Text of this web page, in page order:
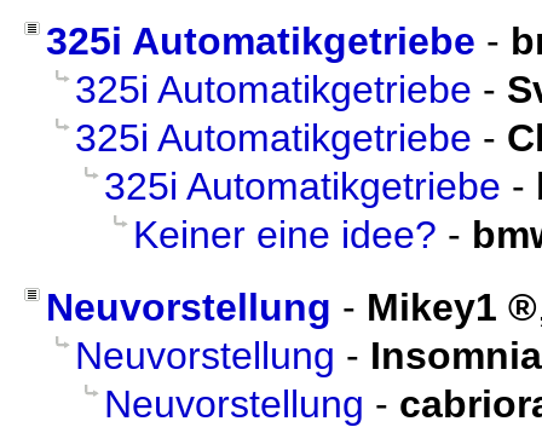
325i Automatikgetriebe -
325i Automatikgetriebe -
325i Automatikgetriebe -
325i Automatikgetriebe -
Keiner eine idee? -
Neuvorstellung - Mikey1
Neuvorstellung - Insomnia
Neuvorstellung -